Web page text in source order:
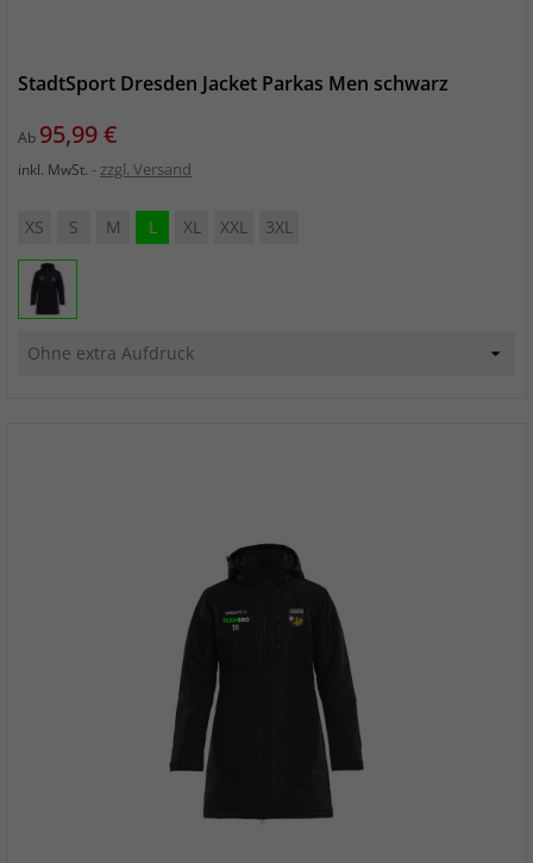
StadtSport Dresden Jacket Parkas Men schwarz
Ab Preis
95,99 €
inkl. MwSt. zzgl. Versand
XS S M L XL XXL 3XL